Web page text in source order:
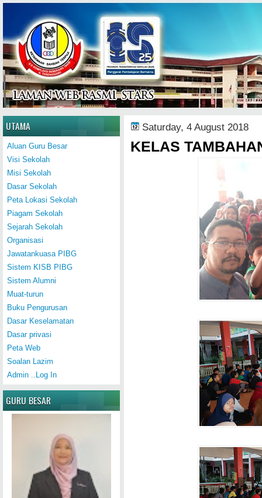
Home
Saturday, 4 August 2018
KELAS
UTAMA
Aluan Guru Besar
Visi Sekolah
Misi Sekolah
Dasar Sekolah
Peta Lokasi Sekolah
Piagam Sekolah
Sejarah Sekolah
Organisasi
Jawatankuasa PIBG
Sistem KISB PIBG
Sistem Alumni
Muat-turun
Buku Pengurusan
Dasar Keselamatan
Dasar privasi
Peta Web
Soalan Lazim
Admin ..Log In
GURU BESAR